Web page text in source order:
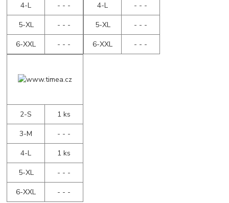
4-L
- - -
5-XL
- - -
6-XXL
- - -
4-L
- - -
5-XL
- - -
6-XXL
- - -
2-S
1 ks
3-M
- - -
4-L
1 ks
5-XL
- - -
6-XXL
- - -